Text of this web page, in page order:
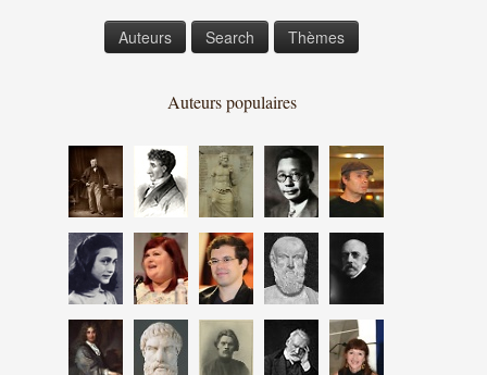
Auteurs Search Thèmes
Auteurs populaires